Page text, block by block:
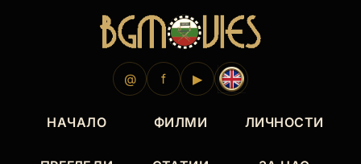
@ f ▶
НАЧАЛО ФИЛМИ ЛИЧНОСТИ